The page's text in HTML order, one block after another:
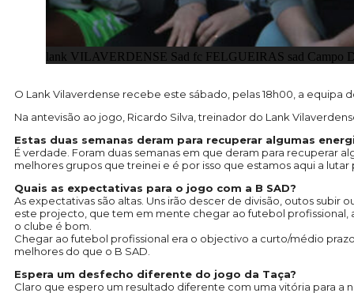
lank VILAVERDENSE Sad fc FELGUEIRAS sad Campo
O Lank Vilaverdense recebe este sábado, pelas 18h00, a equipa
Na antevisão ao jogo, Ricardo Silva, treinador do Lank
Estas duas semanas deram para recuperar algumas
É verdade. Foram duas semanas em que deram para recuperar
melhores grupos que treinei e é por isso que estamos aqui a
Quais as expectativas para o jogo com a B SAD?
As expectativas são altas. Uns irão descer de divisão, outos
este projecto, que tem em mente chegar ao futebol profissional,
o clube é bom.
Chegar ao futebol profissional era o objectivo a curto/médio
melhores do que o B SAD.
Espera um desfecho diferente do jogo da Taça?
Claro que espero um resultado diferente com uma vitória para a